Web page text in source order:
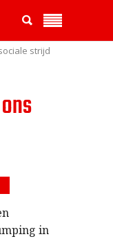
strijd
in